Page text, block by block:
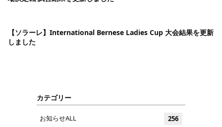
【ソラーレ】International Bernese Ladies Cup 大会結果を更新
しました
カテゴリー
お知らせALL 256